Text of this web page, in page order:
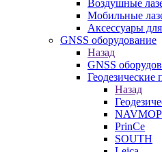
Воздушные
Мобильные
Аксессуары
GNSS оборудование
Назад
GNSS
Геодезические
Назад
PrinCe
SOUTH